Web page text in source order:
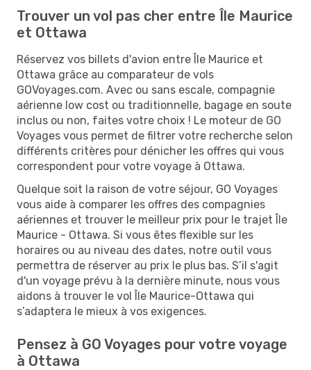
Trouver un vol pas cher entre Île Maurice
et Ottawa
Réservez vos billets d'avion entre Île Maurice et
Ottawa grâce au comparateur de vols
GOVoyages.com. Avec ou sans escale, compagnie
aérienne low cost ou traditionnelle, bagage en soute
inclus ou non, faites votre choix ! Le moteur de GO
Voyages vous permet de filtrer votre recherche selon
différents critères pour dénicher les offres qui vous
correspondent pour votre voyage à Ottawa.
Quelque soit la raison de votre séjour, GO Voyages
vous aide à comparer les offres des compagnies
aériennes et trouver le meilleur prix pour le trajet Île
Maurice - Ottawa. Si vous êtes flexible sur les
horaires ou au niveau des dates, notre outil vous
permettra de réserver au prix le plus bas. S’il s'agit
d'un voyage prévu à la dernière minute, nous vous
aidons à trouver le vol Île Maurice-Ottawa qui
s’adaptera le mieux à vos exigences.
Pensez à GO Voyages pour votre voyage
à Ottawa